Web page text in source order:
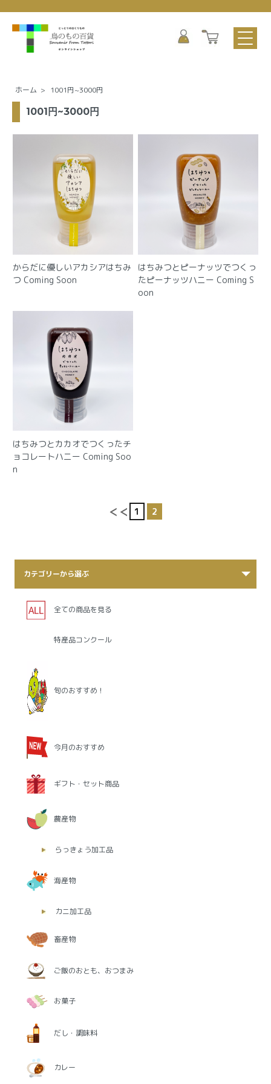
ホーム > 1001円~3000円
1001円~3000円
からだに優しいアカシアはちみ
つ Coming Soon
はちみつとピーナッツでつくっ
たピーナッツハニー Coming S
oon
はちみつとカカオでつくったチ
ョコレートハニー Coming Soo
n
1 2
カテゴリーから選ぶ
全ての商品を見る
特産品コンクール
旬のおすすめ！
今月のおすすめ
ギフト・セット商品
農産物
らっきょう加工品
海産物
カニ加工品
畜産物
ご飯のおとも、おつまみ
お菓子
だし・調味料
カレー